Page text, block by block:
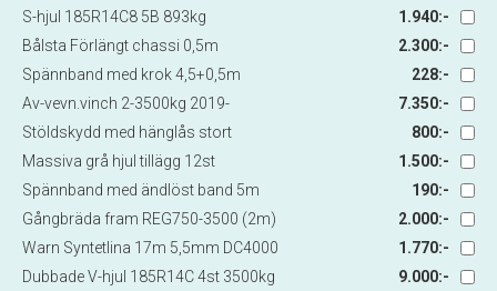
S-hjul 185R14C8 5B 893kg
1.940:-
Bålsta Förlängt chassi 0,5m
2.300:-
Spännband med krok 4,5+0,5m
228:-
Av-vevn.vinch 2-3500kg 2019-
7.350:-
Stöldskydd med hänglås stort
800:-
Massiva grå hjul tillägg 12st
1.500:-
Spännband med ändlöst band 5m
190:-
Gångbräda fram REG750-3500 (2m)
2.000:-
Warn Syntetlina 17m 5,5mm DC4000
1.770:-
Dubbade V-hjul 185R14C 4st 3500kg
9.000:-